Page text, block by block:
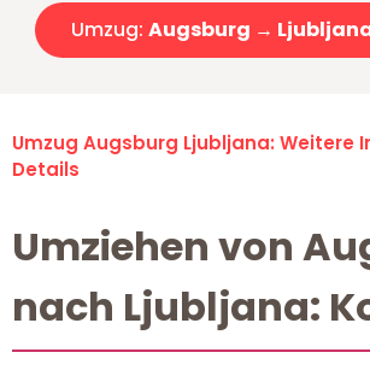
Umzug: Augsburg →
Umzug Augsburg Ljubljana: Weitere
Details
Umziehen von
nach Ljubljana: